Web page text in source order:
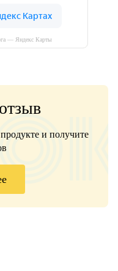
— Яндекс Карты
и получите